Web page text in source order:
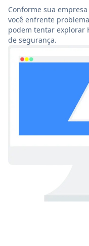
Conforme sua
você enfrente
podem tentar explorar
de segurança.